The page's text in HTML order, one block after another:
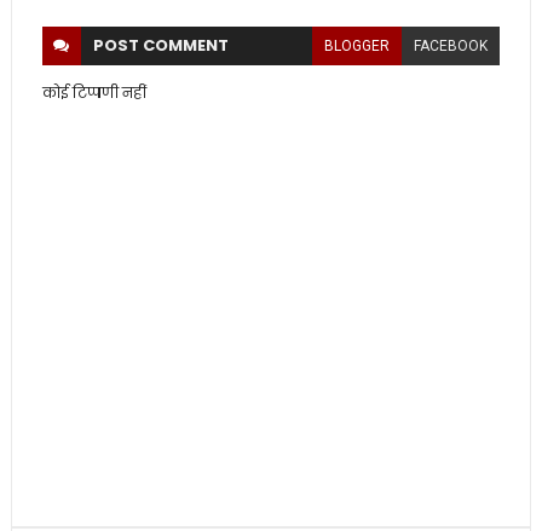
POST COMMENT BLOGGER FACEBOOK
कोई टिप्पणी नहीं